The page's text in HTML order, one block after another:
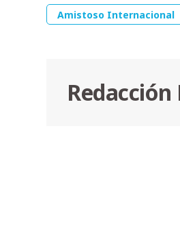
Amistoso Internacional
Redacción